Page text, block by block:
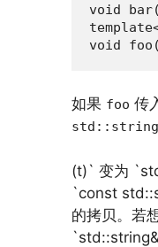
void
void
如果 foo 传
std::string
(t)` 变为
`const
的拷贝。若